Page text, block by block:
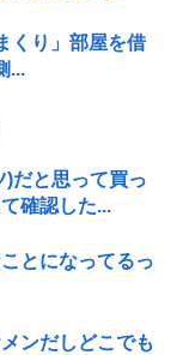
くり」部屋を借
...
)だと思って買っ
確認した...
とになってるっ
ンだしどこでも